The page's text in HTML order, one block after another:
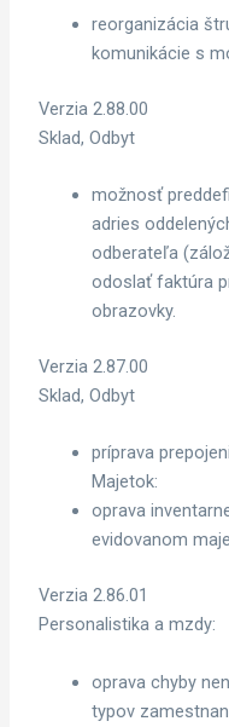
reorganizácia
komunikácie s
Verzia 2.88.00
Sklad, Odbyt
možnosť
adries
odberateľa
odoslať faktúra
obrazovky.
Verzia 2.87.00
Sklad, Odbyt
príprava
Majetok:
oprava
evidovanom
Verzia 2.86.01
Personalistika a mzdy:
oprava chyby
typov